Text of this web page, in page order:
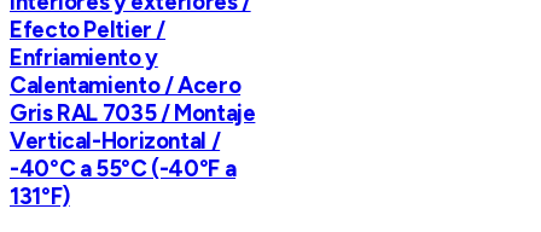
Efecto Peltier /
Enfriamiento y
Calentamiento / Acero
Gris RAL 7035 / Montaje
Vertical-Horizontal /
-40°C a 55°C (-40°F a
131°F)